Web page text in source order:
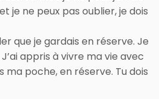
je ne peux pas oublier, je dois
que je gardais en réserve. Je
appris à vivre ma vie avec
ma poche, en réserve. Tu dois